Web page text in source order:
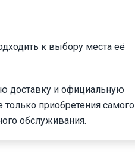
к выбору места её
доставку и официальную
приобретения самого
обслуживания.